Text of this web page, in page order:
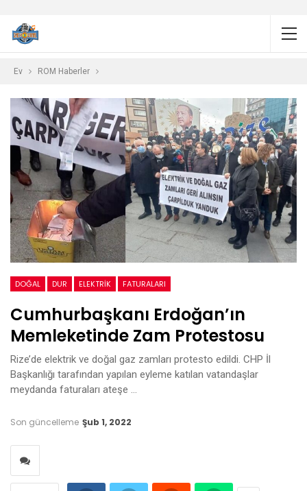
Ev ROM Haberler
DOĞAL DUR ELEKTRİK FATURALARI
Cumhurbaşkanı Erdoğan’ın
Memleketinde Zam Protestosu
Rize’de elektrik ve doğal gaz zamları protesto edildi. CHP İl
Başkanlığı tarafından yapılan eyleme katılan vatandaşlar
meydanda faturaları ateşe …
Son güncelleme Şub 1, 2022